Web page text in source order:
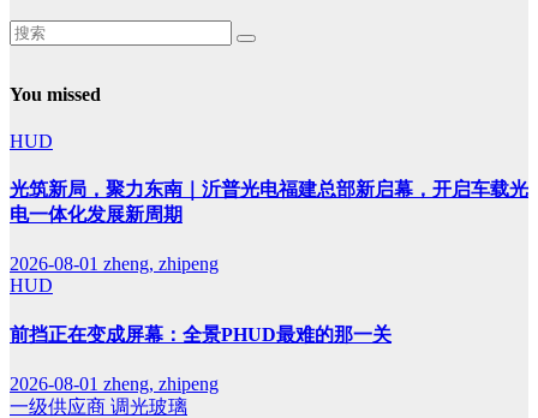
You missed
HUD
光筑新局，聚力东南｜沂普光电福建总部新启幕，开启车载光
电一体化发展新周期
2026-08-01 zheng, zhipeng
HUD
前挡正在变成屏幕：全景PHUD最难的那一关
2026-08-01 zheng, zhipeng
一级供应商 调光玻璃